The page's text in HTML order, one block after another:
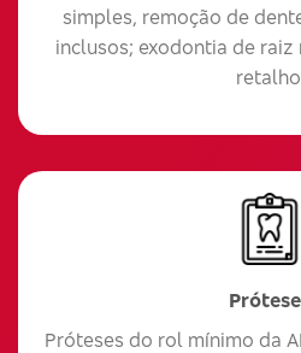
simples, remoção de
inclusos; exodontia de
Próteses do rol mínimo da